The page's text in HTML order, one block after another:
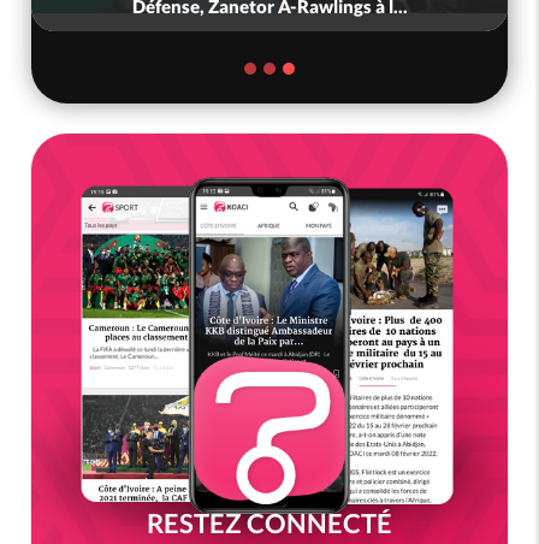
Défense, Zanetor A-Rawlings à l...
RESTEZ CONNECTÉ